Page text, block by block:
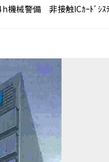
機械警備 非接触ICｶｰﾄﾞｼ